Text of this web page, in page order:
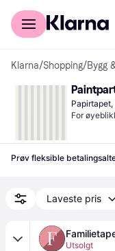
For kunder
Klarna/Shopping/Bygg
For
Prøv fleksible
Laveste pris
Utsolgt